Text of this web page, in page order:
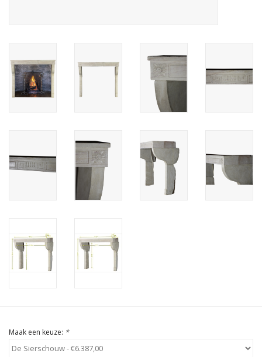
Login
Maak een keuze: *